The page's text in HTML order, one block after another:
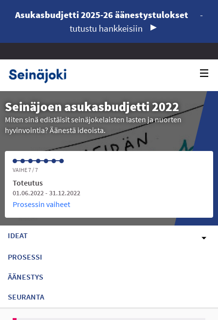
Asukasbudjetti 2025-26 äänestystulokset
-
tutustu hankkeisiin
Seinäjoen asukasbudjetti 2022
Miten sinä edistäisit seinäjokelaisten lasten ja nuorten
hyvinvointia? Äänestä ideoista.
VAIHE 7 / 7
Toteutus
01.06.2022 - 31.12.2022
Prosessin vaiheet
IDEAT
PROSESSI
ÄÄNESTYS
SEURANTA